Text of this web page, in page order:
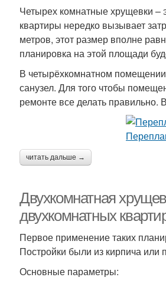
Четырех комнатные хрущевки –
квартиры нередко вызывает
метров, этот размер вполне
планировка на этой площади
В четырёхкомнатном помещении
санузел. Для того чтобы
ремонте все делать
читать дальше →
Двухкомнатная
двухкомнатных
Первое применение таких
Постройки были из кирпича или
Основные параметры: